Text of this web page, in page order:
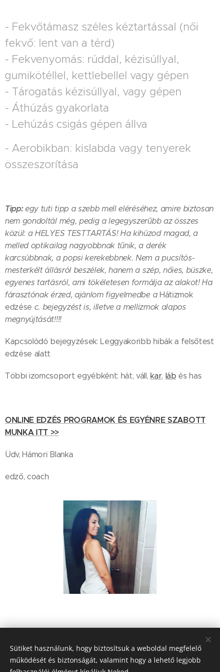
- Fekvőtámasz széles kéztartással (női
fekvő: lent van a térd)
- Fekvenyomás: rúddal, kézisúllyal,
gumikötéllel, kettlebellel vagy gépen
- Tárogatás kézisúllyal, vagy gépen
- Áthúzás gyakorlata
- Lehúzás csigás gépen állva
- Aerobikban: kislabda vagy tenyerek
összeszorítása
Tipp:egy tuti tipp a szebb mell eléréséhez, amire biztosan
nem gondoltál még, pedig a legegyszerűbb az összes
közül: a HELYES TESTTARTÁS! Ha kihúzod magad, a
melled optikailag nagyobbnak tűnik, a derék
karcsúbbnak, a popsi kerekebbnek. Nem a pucsítós-
mesterkélt állásról beszélek, hanem a szép, nőies, büszke,
egyenes tartásról, ami tökéletesen formálja az alakot! Ha
fárasztónak érzed, ajánlom figyelmedbe a Hátizmok
edzése c. bejegyzést is, illetve a mellizmok alapos
megnyújtását!!!!
Kapcsolódó bejegyzések: Leggyakoribb hibák a felsőtest
edzése alatt
Többi izomcsoport egyébként: hát, váll,kar, láb és has
ONLINE EDZÉS PROGRAMOK ÉS EGYÉNRE SZABOTT
MUNKA ITT >>
Üdv, Hámori Blanka
edző, coach
Share
Sütiket használunk, hogy biztosítsuk a weboldal megfelelő
működését és biztonságát, valamint hogy a lehető legjobb